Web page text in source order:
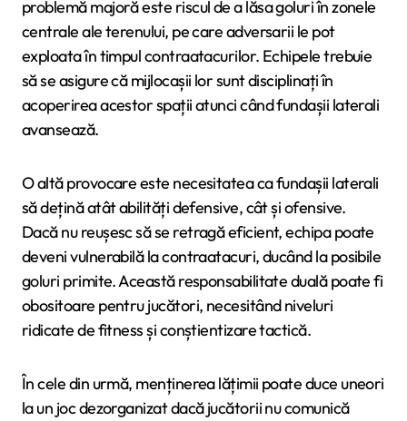
problemă majoră este riscul de a lăsa goluri în zonele
centrale ale terenului, pe care adversarii le pot
exploata în timpul contraatacurilor. Echipele trebuie
să se asigure că mijlocașii lor sunt disciplinați în
acoperirea acestor spații atunci când fundașii laterali
avansează.
O altă provocare este necesitatea ca fundașii laterali
să dețină atât abilități defensive, cât și ofensive.
Dacă nu reușesc să se retragă eficient, echipa poate
deveni vulnerabilă la contraatacuri, ducând la posibile
goluri primite. Această responsabilitate duală poate fi
obositoare pentru jucători, necesitând niveluri
ridicate de fitness și conștientizare tactică.
În cele din urmă, menținerea lățimii poate duce uneori
la un joc dezorganizat dacă jucătorii nu comunică